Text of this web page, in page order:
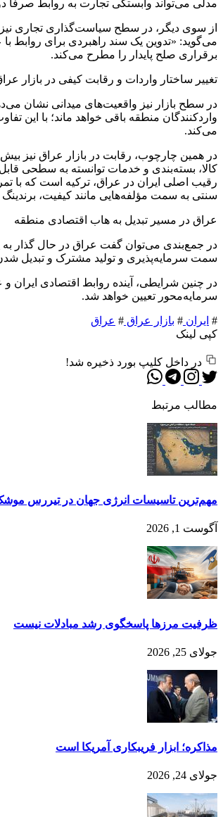
مدلی می‌تواند وابستگی تجارت به روابط صرفاً
از سوی دیگر، در سطح سیاست‌گذاری تجاری نیز
می‌گوید: «تدوین یک سند راهبردی برای روابط
برقراری صلح پایدار را مطرح می‌کند.
تغییر ساختار واردات و رقابت کیفی در بازار
در سطح بازار نیز واقعیت‌های میدانی نشان
واردکنندگان منطقه باقی خواهد ماند؛ با
می‌کند.
در همین چارچوب، رقابت در بازار عراق نیز
کالا، بسته‌بندی و خدمات توانسته به سطحی
رقیب اصلی ایران در عراق، ترکیه است که با
سنتی به سمت مؤلفه‌هایی مانند کیفیت،
عراق در مسیر تبدیل به هاب اقتصادی منطقه
در جمع‌بندی می‌توان گفت عراق در حال گذار
سمت سرمایه‌پذیری و تولید مشترک و تبدیل
در چنین شرایطی، آینده روابط اقتصادی
سرمایه‌محور تعیین خواهد شد.
# ایران # بازار عراق # عراق
کپی لینک
در داخل کلیپ بورد ذخیره شد!
مطالب مرتبط
مهم‌تر‌ین تاسیسات انرژی جهان در تیررس
آگوست 1, 2026
ظرفیت مرزها پاسخگوی رشد مبادلات نیست
جولای 25, 2026
مذا‌کره؛ ابزار فر‌‌یبکاری آمر‌یکا است
جولای 24, 2026